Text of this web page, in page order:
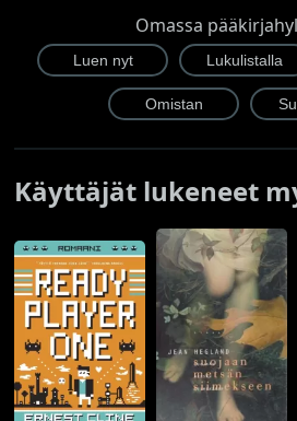
Omassa
Käyttäjät lukeneet